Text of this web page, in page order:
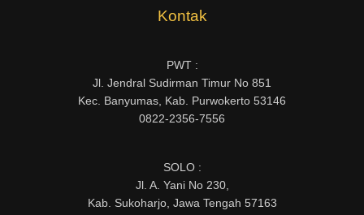
Kontak
PWT :
Jl. Jendral Sudirman Timur No 851
Kec. Banyumas, Kab. Purwokerto 53146
0822-2356-7556
SOLO :
Jl. A. Yani No 230,
Kab. Sukoharjo, Jawa Tengah 57163